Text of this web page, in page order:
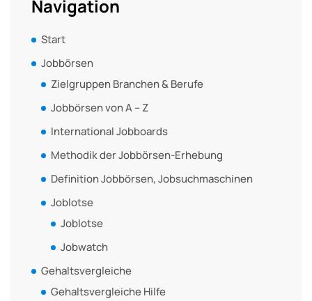
Navigation
Start
Jobbörsen
Zielgruppen Branchen & Berufe
Jobbörsen von A – Z
International Jobboards
Methodik der Jobbörsen-Erhebung
Definition Jobbörsen, Jobsuchmaschinen
Joblotse
Joblotse
Jobwatch
Gehaltsvergleiche
Gehaltsvergleiche Hilfe